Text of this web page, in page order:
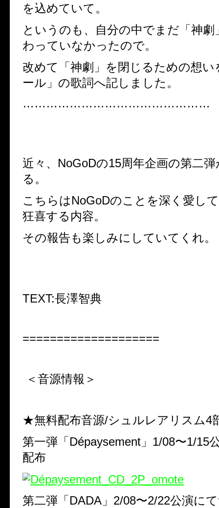
を込めていて。
というのも、自分の中でまだ「神劇
わっていなかったので。
改めて「神劇」を閉じるための想
ール」の歌詞へ記しました。
…………………………………………
近々、NoGoDの15周年企画の第二
る。
こちらはNoGoDのことを深く愛し
狂喜する内容。
その報告も楽しみにしていてくれ。
TEXT:長澤智典
====================
＜音源情報＞
★無料配布音源/シュルレアリスム4
第一弾「Dépaysement」1/08〜1/15
配布
第二弾「DADA」2/08〜2/22公演に